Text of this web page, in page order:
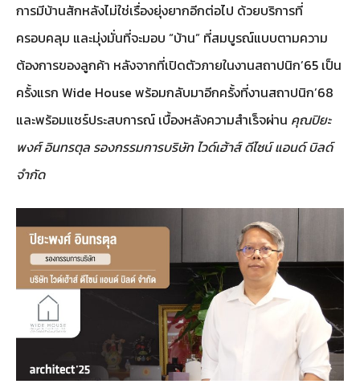
การมีบ้านสักหลังไม่ใช่เรื่องยุ่งยากอีกต่อไป ด้วยบริการที่
ครอบคลุม และมุ่งมั่นที่จะมอบ “บ้าน” ที่สมบูรณ์แบบตามความ
ต้องการของลูกค้า หลังจากที่เปิดตัวภายในงานสถาปนิก’65 เป็น
ครั้งแรก Wide House พร้อมกลับมาอีกครั้งที่งานสถาปนิก’68
และพร้อมแชร์ประสบการณ์ เบื้องหลังความสำเร็จผ่าน คุณปิยะ
พงศ์ อินทรตุล รองกรรมการบริษัท ไวด์เฮ้าส์ ดีไซน์ แอนด์ บิลด์
จำกัด